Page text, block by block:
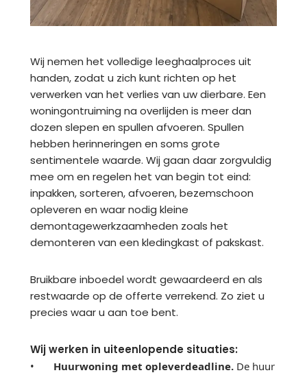
Wij nemen het volledige leeghaalproces uit
handen, zodat u zich kunt richten op het
verwerken van het verlies van uw dierbare. Een
woningontruiming na overlijden is meer dan
dozen slepen en spullen afvoeren. Spullen
hebben herinneringen en soms grote
sentimentele waarde. Wij gaan daar zorgvuldig
mee om en regelen het van begin tot eind:
inpakken, sorteren, afvoeren, bezemschoon
opleveren en waar nodig kleine
demontagewerkzaamheden zoals het
demonteren van een kledingkast of pakskast.
Bruikbare inboedel wordt gewaardeerd en als
restwaarde op de offerte verrekend. Zo ziet u
precies waar u aan toe bent.
Wij werken in uiteenlopende situaties:
• Huurwoning met opleverdeadline. De huur